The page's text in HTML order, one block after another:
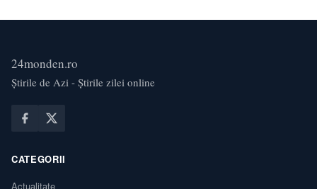
24monden.ro
Știrile de Azi - Știrile zilei online
CATEGORII
Actualitate